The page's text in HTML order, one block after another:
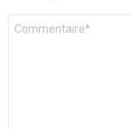
Commentaire